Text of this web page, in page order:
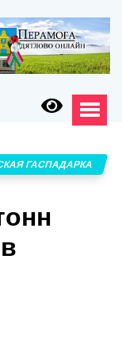
ГАСПАДАРКА